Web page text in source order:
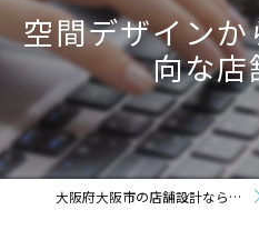
空間デザイン
向な店
大阪府大阪市の店舗設計なら株式会社ソフト・ファクトリー